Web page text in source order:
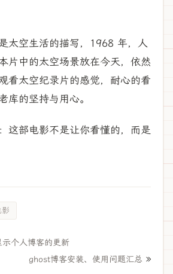
太空生活的描写，1968 年，人
片中的太空场景放在今天，依然
看太空纪录片的感觉，耐心的看
库的坚持与用心。
这部电影不是让你看懂的，而是
影
个人博客的更新
ghost博客安装、使用问题汇总 »